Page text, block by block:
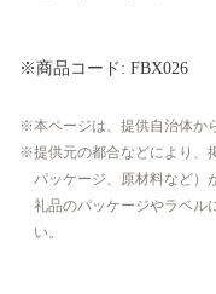
※商品コード: FBX026
本ページは、提供自治体か
提供元の都合などにより、
パッケージ、原材料など）
礼品のパッケージやラベル
い。